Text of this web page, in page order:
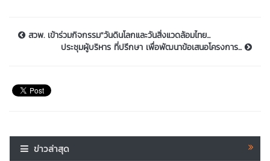
สวพ. เข้าร่วมกิจกรรม"วันดินโลกและวันสิ่งแวดล้อมไทย...
ประชุมผู้บริหาร ที่ปรึกษา เพื่อพัฒนาข้อเสนอโครงการ...
ข่าวล่าสุด